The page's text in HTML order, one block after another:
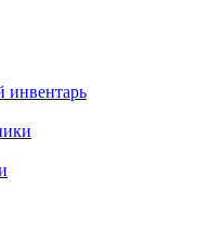
инвентарь